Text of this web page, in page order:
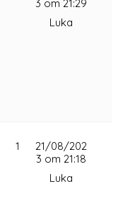
3 om 21:29
Luka
1
21/08/202
3 om 21:18
Luka